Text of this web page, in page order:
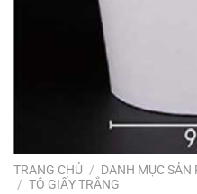
TRANG CHỦ / DANH MỤC SẢN
/ TÔ GIẤY TRẮNG